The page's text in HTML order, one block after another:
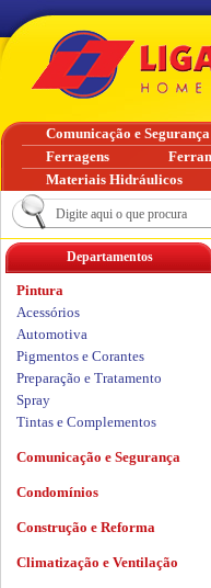
Departamentos
Pintura
Acessórios
Automotiva
Pigmentos e Corantes
Preparação e Tratamento
Spray
Tintas e Complementos
Comunicação e Segurança
Condomínios
Construção e Reforma
Climatização e Ventilação
Comunicação e Segurança
Ferragens
Materiais Hidráulicos